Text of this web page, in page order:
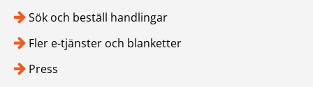
Sök och beställ handlingar
Fler e-tjänster och blanketter
Press